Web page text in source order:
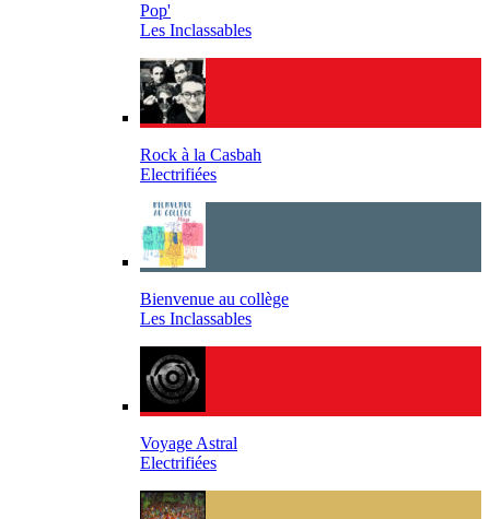
Pop'
Les Inclassables
Rock à la Casbah
Electrifiées
Bienvenue au collège
Les Inclassables
Voyage Astral
Electrifiées